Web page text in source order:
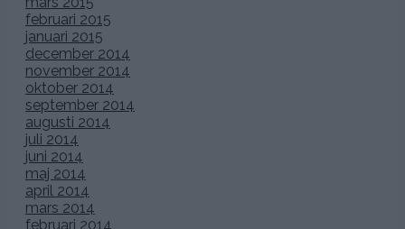
februari 2015
januari 2015
december 2014
november 2014
oktober 2014
september 2014
augusti 2014
juli 2014
juni 2014
maj 2014
april 2014
mars 2014
februari 2014